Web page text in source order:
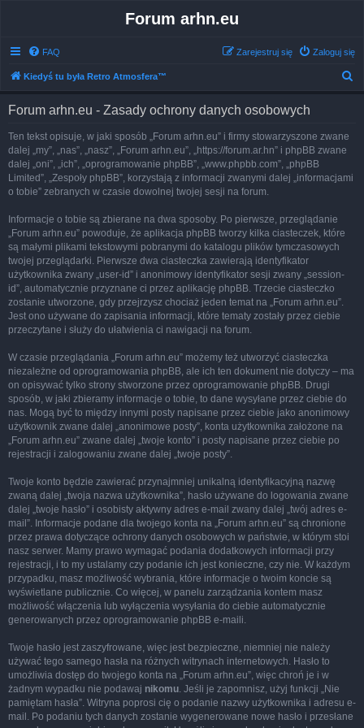
Forum arhn.eu
FAQ Zaloguj się
Zarejestruj się
Kiedyś tu była Retro Atmosfera™
Forum arhn.eu - Zasady ochrony danych osobowych
Ten tekst opisuje, w jaki sposób „Forum arhn.eu” i firmy stowarzyszone zwane
dalej „my”, „nas”, „nasz”, „Forum arhn.eu”, „https://forum.ar.hn” i phpBB zwane
dalej „oni”, „ich”, „oprogramowanie phpBB”, „www.phpbb.com”, „phpBB
Limited”, „Zespoły phpBB”, korzystają z informacji zwanymi dalej „informacjami
o tobie” zebranych w czasie dowolnej twojej sesji na forum.
Informacje o tobie są zbierane na dwa sposoby. Po pierwsze, przeglądanie
„Forum arhn.eu” powoduje, że aplikacja phpBB tworzy kilka ciasteczek, które
są małymi plikami tekstowymi pobranymi do katalogu plików tymczasowych
twojej przeglądarki. Pierwsze dwa ciasteczka zawierają identyfikator
użytkownika zwany „user-id” i anonimowy identyfikator sesji zwany „session-
id”, automatycznie przyznane ci przez aplikację phpBB. Trzecie ciasteczko
zostanie utworzone, gdy przejrzysz chociaż jeden temat na „Forum arhn.eu”.
Jest ono używane do zapisania informacji, które tematy zostały przez ciebie
przeczytane i służy do ułatwienia ci nawigacji na forum.
W czasie przeglądania „Forum arhn.eu” możemy też utworzyć ciasteczka
niezależne od oprogramowania phpBB, ale ich ten dokument nie dotyczy – ma
on opisywać tylko strony stworzone przez oprogramowanie phpBB. Drugi
sposób, w jaki zbieramy informacje o tobie, to dane wysyłane przez ciebie do
nas. Mogą być to między innymi posty napisane przez ciebie jako anonimowy
użytkownik zwane dalej „anonimowe posty”, konta użytkownika założone na
„Forum arhn.eu” zwane dalej „twoje konto” i posty napisane przez ciebie po
rejestracji i zalogowaniu zwane dalej „twoje posty”.
Twoje konto będzie zawierać przynajmniej unikalną identyfikacyjną nazwę
zwaną dalej „twoja nazwa użytkownika”, hasło używane do logowania zwane
dalej „twoje hasło” i osobisty aktywny adres e-mail zwany dalej „twój adres e-
mail”. Informacje podane dla twojego konta na „Forum arhn.eu” są chronione
przez prawa dotyczące ochrony danych osobowych w państwie, w którym stoi
nasz serwer. Mamy prawo wymagać podania dodatkowych informacji przy
rejestracji, i to my ustalamy czy podanie ich jest konieczne, czy nie. W każdym
przypadku, masz możliwość wybrania, które informacje o twoim koncie są
wyświetlane publicznie. Co więcej, w panelu zarządzania kontem masz
możliwość włączenia lub wyłączenia wysyłania do ciebie automatycznie
generowanych przez oprogramowanie phpBB e-maili.
Twoje hasło jest zaszyfrowane, więc jest bezpieczne, niemniej nie należy
używać tego samego hasła na różnych witrynach internetowych. Hasło to
umożliwia dostęp do twojego konta na „Forum arhn.eu”, więc chroń je i w
żadnym wypadku nie podawaj nikomu. Jeśli je zapomnisz, użyj funkcji „Nie
pamiętam hasła”. Witryna poprosi cię o podanie nazwy użytkownika i adresu e-
mail. Po podaniu tych danych zostanie wygenerowane nowe hasło i przesłane